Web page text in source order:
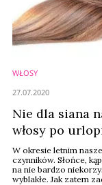
WŁOSY
Nie dla siana
włosy po
W okresie letnim
czynników. Słońce,
na nie bardzo
wyblakłe. Jak zatem
27.07.2020